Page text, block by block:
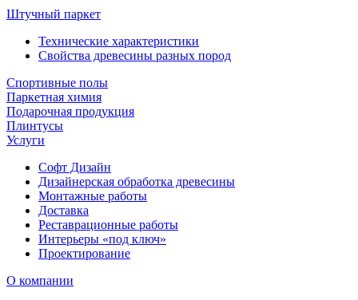
Штучный паркет
Технические характеристики
Свойства древесины разных пород
Спортивные полы
Паркетная химия
Подарочная продукция
Плинтусы
Услуги
Софт Дизайн
Дизайнерская обработка древесины
Монтажные работы
Доставка
Реставрационные работы
Интерьеры «под ключ»
Проектирование
О компании